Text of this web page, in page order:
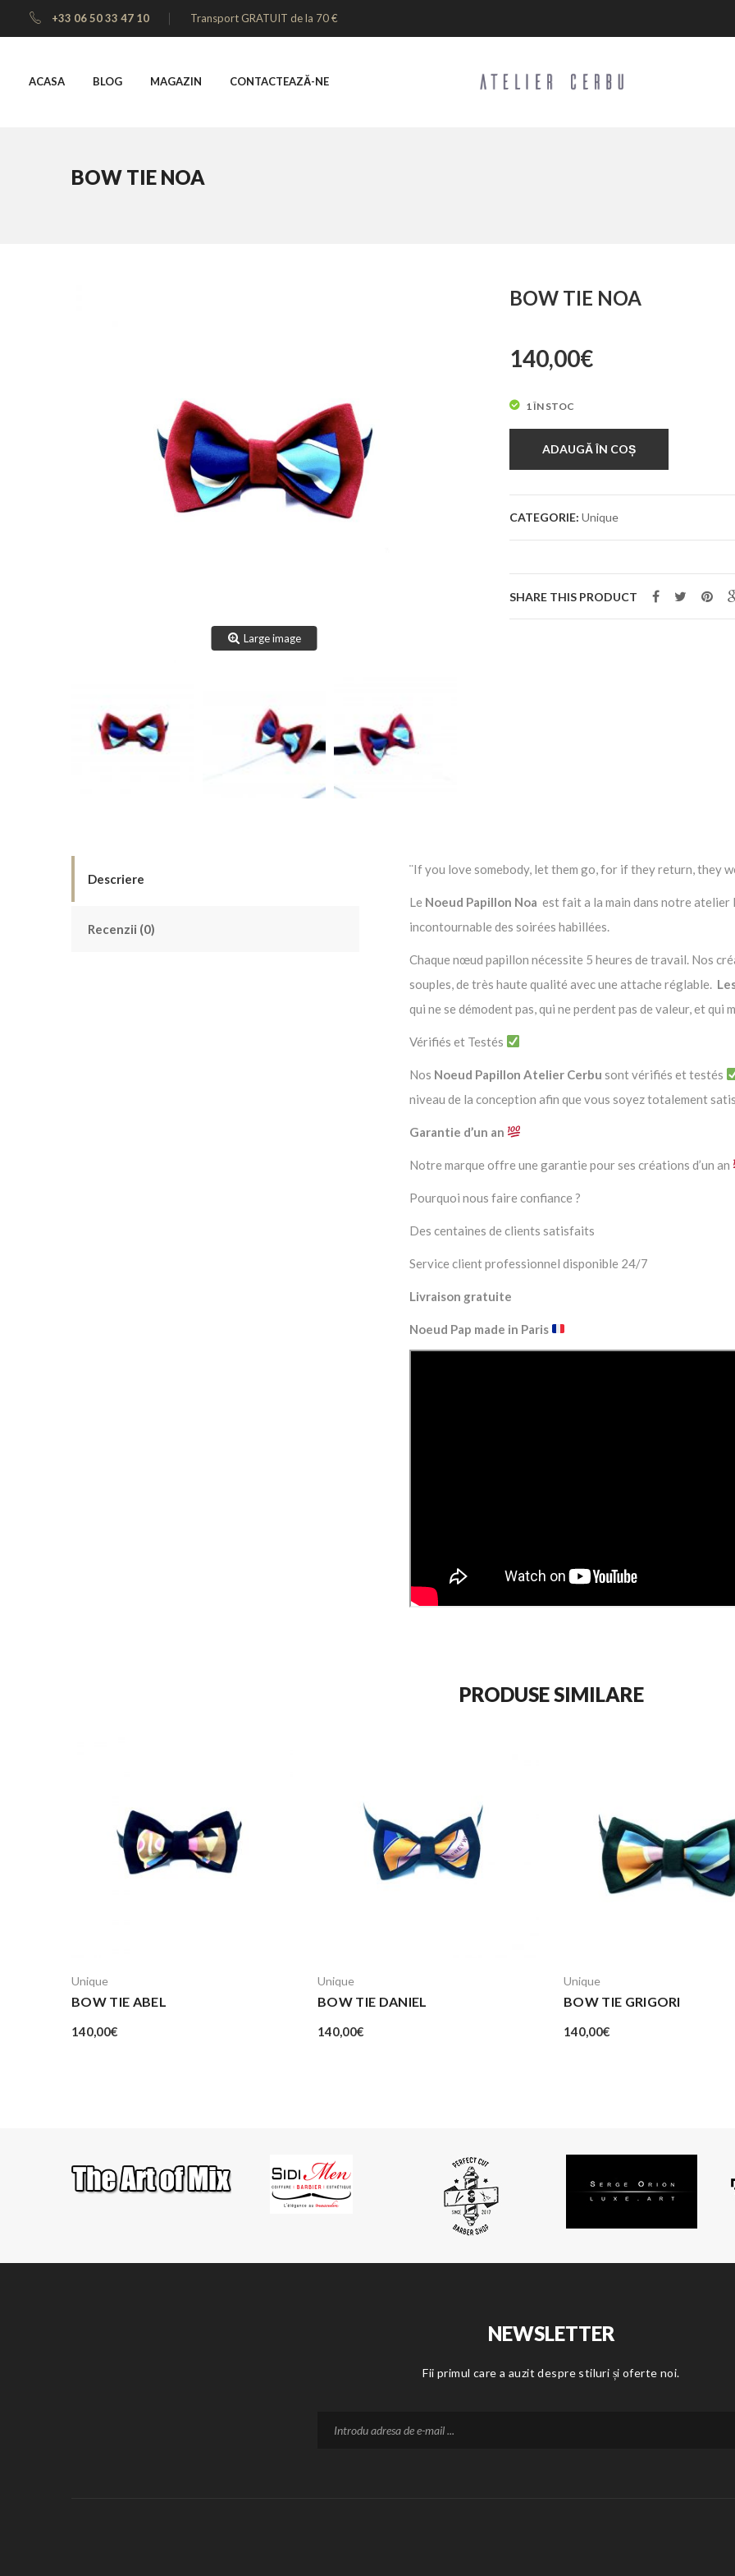
+33 06 50 33 47 10 Transport GRATUIT de la 70 €
ACASA BLOG MAGAZIN CONTACTEAZĂ-NE
BOW TIE NOA
Large image
BOW TIE NOA
140,00€
1 ÎN STOC
ADAUGĂ ÎN COȘ
CATEGORIE: Unique
SHARE THIS PRODUCT
Descriere
Recenzii (0)
¨If you love somebody, let them go, for if they return, they
Le Noeud Papillon Noa est fait a la main dans notre atelier
incontournable des soirées habillées.
Chaque nœud papillon nécessite 5 heures de travail. Nos
souples, de très haute qualité avec une attache réglable.
qui ne se démodent pas, qui ne perdent pas de valeur, et qui
Vérifiés et Testés
Nos Noeud Papillon Atelier Cerbu sont vérifiés et testés
niveau de la conception afin que vous soyez totalement
Garantie d’un an
Notre marque offre une garantie pour ses créations d’un an
Pourquoi nous faire confiance ?
Des centaines de clients satisfaits
Service client professionnel disponible 24/7
Livraison gratuite
Noeud Pap made in Paris
PRODUSE SIMILARE
Unique
BOW TIE ABEL
140,00€
Unique
BOW TIE DANIEL
140,00€
Unique
BOW TIE GRIGORI
140,00€
NEWSLETTER
Fii primul care a auzit despre stiluri și oferte noi.